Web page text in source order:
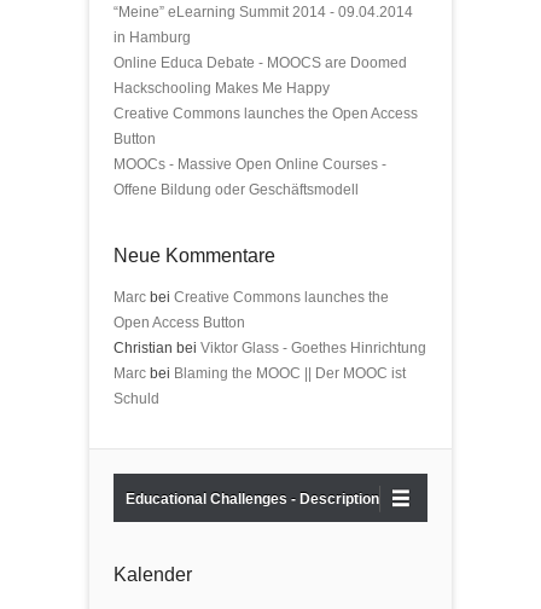
“Meine” eLearning Summit 2014 - 09.04.2014
in Hamburg
Online Educa Debate - MOOCS are Doomed
Hackschooling Makes Me Happy
Creative Commons launches the Open Access
Button
MOOCs - Massive Open Online Courses -
Offene Bildung oder Geschäftsmodell
Neue Kommentare
Marc bei Creative Commons launches the
Open Access Button
Christian bei Viktor Glass - Goethes Hinrichtung
Marc bei Blaming the MOOC || Der MOOC ist
Schuld
Educational Challenges - Description
Kalender